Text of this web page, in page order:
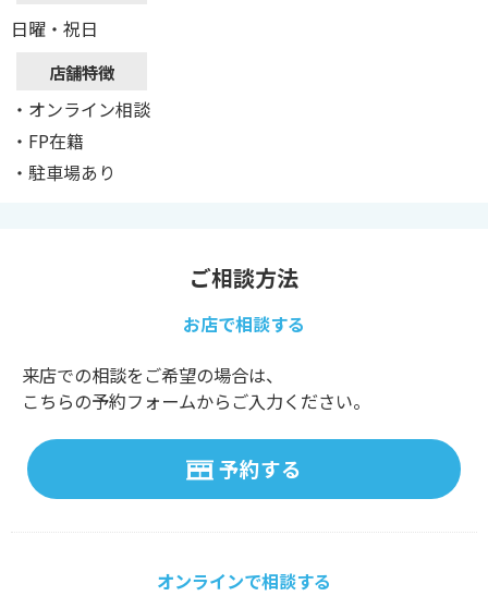
日曜・祝日
店舗特徴
・オンライン相談
・FP在籍
・駐車場あり
ご相談方法
お店で相談する
来店での相談をご希望の場合は、
こちらの予約フォームからご入力ください。
予約する
オンラインで相談する